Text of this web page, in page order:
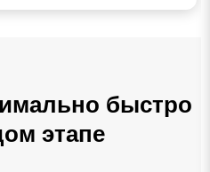
быстро
этапе